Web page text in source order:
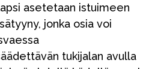
asetetaan istuimeen
jonka osia voi
tukijalan avulla